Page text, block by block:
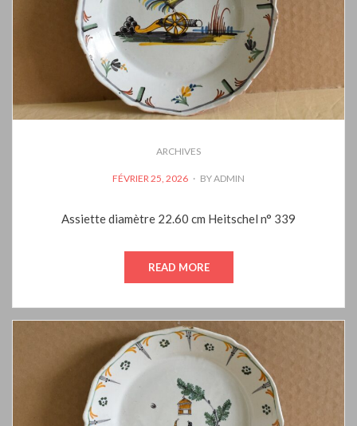
ARCHIVES
POSTED
FÉVRIER 25, 2026 BYADMIN
Assiette diamètre 22.60 cm Heitschel n° 339
READ MORE